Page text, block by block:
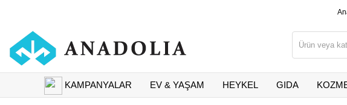
KAMPANYALAR EV & YAŞAM HEYKEL GIDA